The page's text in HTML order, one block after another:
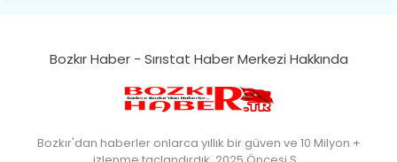
yorgun. Şehit Berâtlı, halkı yiğit genç
Sorkun.
Perşembe de yaşlılardan aldım öğüt,
Mazimdeki ismi şanla taşır Söğüt.
Bozkır Haber - Sırıstat Haber Merkezi Hakkında
Bozkır'dan haberler onlarca yıllık bir güven ve 10 Milyon +